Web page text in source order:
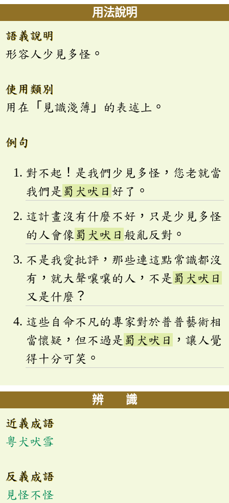
用法說明
語義說明
形容人少見多怪。
使用類別
用在「見識淺薄」的表述上。
例句
對不起！是我們少見多怪，您老就當
我們是 蜀犬吠日 好了。
這計畫沒有什麼不好，只是少見多怪
的人會像 蜀犬吠日 般亂反對。
不是我愛批評，那些連這點常識都沒
有，就大聲嚷嚷的人，不是 蜀犬吠日
又是什麼？
這些自命不凡的專家對於普普藝術相
當懷疑，但不過是 蜀犬吠日 ，讓人覺
得十分可笑。
辨 識
近義成語
粵犬吠雪
反義成語
見怪不怪